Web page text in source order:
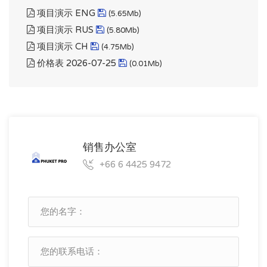
项目演示 ENG (5.65Mb)
项目演示 RUS (5.80Mb)
项目演示 CH (4.75Mb)
价格表 2026-07-25 (0.01Mb)
销售办公室
+66 6 4425 9472